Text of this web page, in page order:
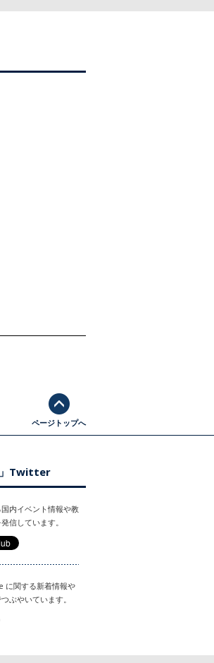
ページトップへ
」Twitter
内イベント情報や教
信しています。
関する新着情報や
ぶやいています。